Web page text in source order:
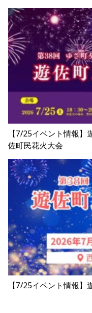
【7/25イベント情報
佐町民花火大会
【7/25イベント情報